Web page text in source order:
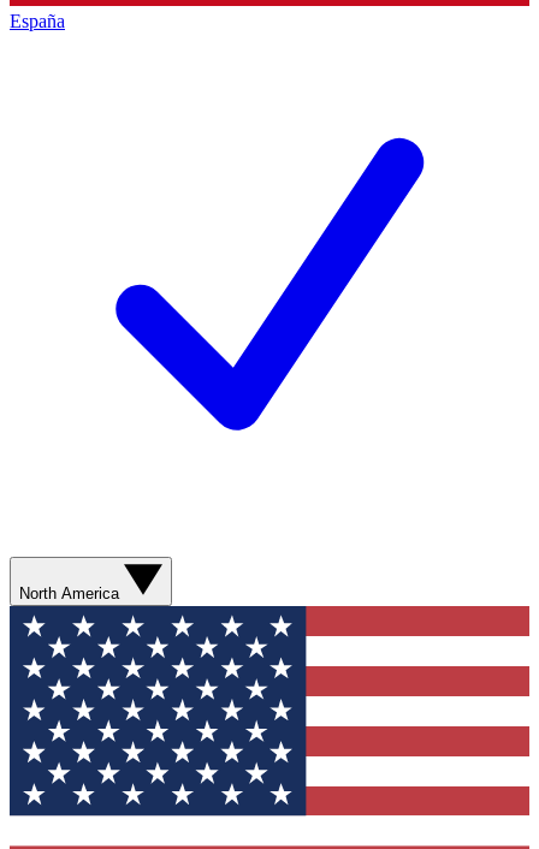
España
North America